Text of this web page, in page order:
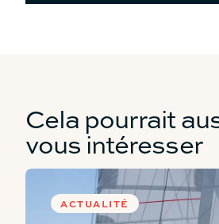
Cela pourrait
vous intéresser
ACTUALITÉ